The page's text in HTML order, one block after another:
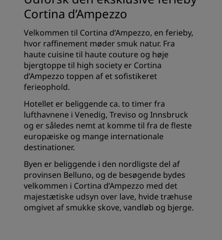
Cortina d’Ampezzo
Velkommen til Cortina d’Ampezzo, en ferieby,
hvor raffinement møder smuk natur. Fra
haute cuisine til haute couture og høje
bjergtoppe til high society er Cortina
d’Ampezzo toppen af et sofistikeret
ferieophold.
Hotellet er beliggende ca. to timer fra
lufthavnene i Venedig, Treviso og Innsbruck
og er således nemt at komme til fra de fleste
europæiske og mange internationale
destinationer.
Byen er beliggende i den nordligste del af
provinsen Belluno, og de besøgende bydes
velkommen i Cortina d’Ampezzo med det
majestætiske udsyn over lave, hvide træhuse
omgivet af smukke skove, vandløb og bjerge.